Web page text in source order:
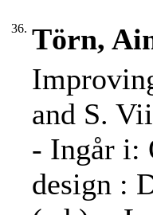
36. Törn,
and S.
- Ingår i:
design :